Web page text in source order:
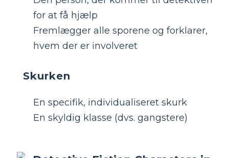
for at få hjælp
Fremlægger alle sporene og forklarer,
hvem der er involveret
Skurken
En specifik, individualiseret skurk
En skyldig klasse (dvs. gangstere)